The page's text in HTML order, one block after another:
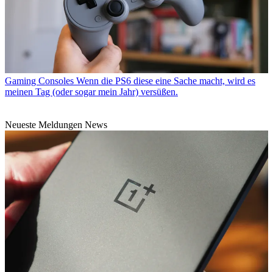
Gaming Consoles Wenn die PS6 diese eine Sache macht, wird es
meinen Tag (oder sogar mein Jahr) versüßen.
Neueste Meldungen News